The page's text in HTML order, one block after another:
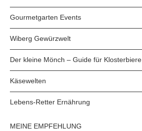
Gourmetgarten Events
Wiberg Gewürzwelt
Der kleine Mönch – Guide für Klosterbiere
Käsewelten
Lebens-Retter Ernährung
MEINE EMPFEHLUNG